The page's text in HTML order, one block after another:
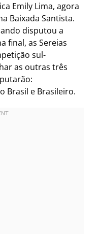
Emily Lima, agora
Baixada Santista.
disputou a
final, as Sereias
sul-
as outras três
Brasil e Brasileiro.